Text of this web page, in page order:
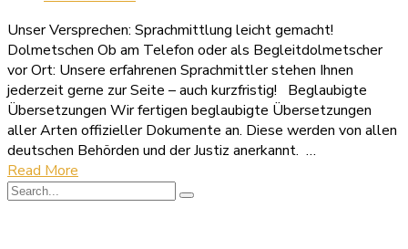
Unser Versprechen: Sprachmittlung leicht gemacht!
Dolmetschen Ob am Telefon oder als Begleitdolmetscher
vor Ort: Unsere erfahrenen Sprachmittler stehen Ihnen
jederzeit gerne zur Seite – auch kurzfristig! Beglaubigte
Übersetzungen Wir fertigen beglaubigte Übersetzungen
aller Arten offizieller Dokumente an. Diese werden von allen
deutschen Behörden und der Justiz anerkannt. …
Read More